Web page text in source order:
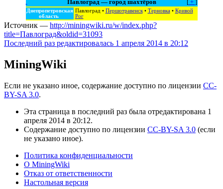
[+ ]
Павлоград — город шахтёров
Днепропетровская
область
Павлоград • Першотравенск• Терновка• Кривой
Рог
Источник — http://miningwiki.ru/w/index.php?
title=Павлоград&oldid=31093
Последний раз редактировалась 1 апреля 2014 в 20:12
MiningWiki
Если не указано иное, содержание доступно по лицензии CC-
BY-SA 3.0.
Эта страница в последний раз была отредактирована 1
апреля 2014 в 20:12.
Содержание доступно по лицензии CC-BY-SA 3.0 (если
не указано иное).
Политика конфиденциальности
О MiningWiki
Отказ от ответственности
Настольная версия